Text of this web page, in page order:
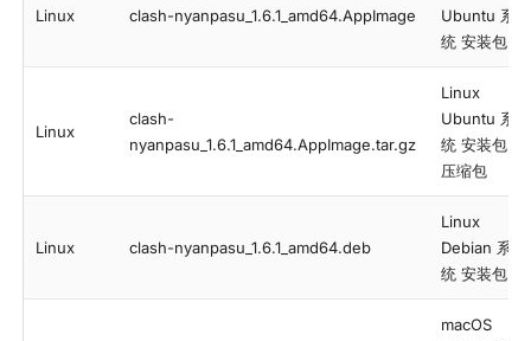
Linux clash-nyanpasu_1.6.1_amd64.AppImage
Ubuntu 系
统 安装包
Linux
clash-
nyanpasu_1.6.1_amd64.AppImage.tar.gz
Linux
Ubuntu 系
统 安装包
压缩包
Linux clash-nyanpasu_1.6.1_amd64.deb
Linux
Debian 系
统 安装包
macOS